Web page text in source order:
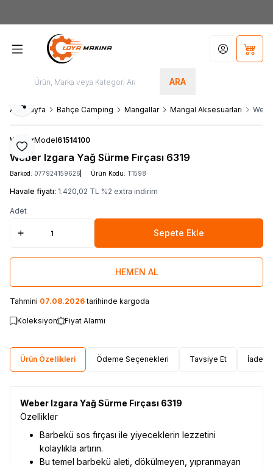
ARA
Hesabım
Ana Sayfa Bahçe Camping Mangallar Mangal Aksesuarları
Favoriye Ekle
Paylaş
WeberModel61514100
Weber Izgara Yağ Sürme Fırçası 6319
Barkod: 077924159626 Ürün Kodu: T1598
Havale fiyatı: 1.420,02 TL %2 extra indirim
Adet
Sepete Ekle
HEMEN AL
Tahmini 07.08.2026tarihinde kargoda
Koleksiyon Fiyat Alarmı
Ürün Özellikleri Ödeme Seçenekleri Tavsiye Et İade
Weber Izgara Yağ Sürme Fırçası 6319
Özellikler
Barbekü sos fırçası ile yiyeceklerin lezzetini
kolaylıkla artırın.
Bu temel barbekü aleti, dökülmeyen, yıpranmayan